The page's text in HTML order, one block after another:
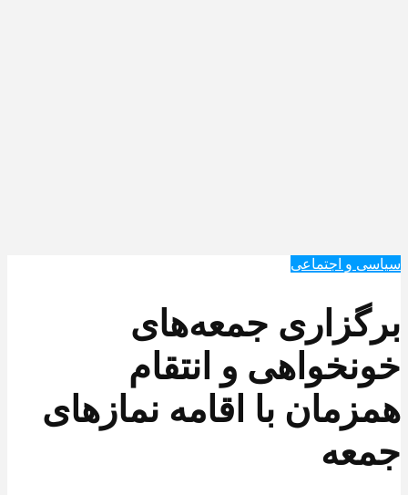
سیاسی و اجتماعی
برگزاری جمعه‌های
خونخواهی و انتقام
همزمان با اقامه نمازهای
جمعه